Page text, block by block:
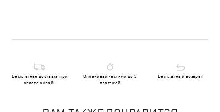
Бесплатная доставка при
оплате онлайн
Оплачивай частями до 3
платежей
Бесплатный возврат